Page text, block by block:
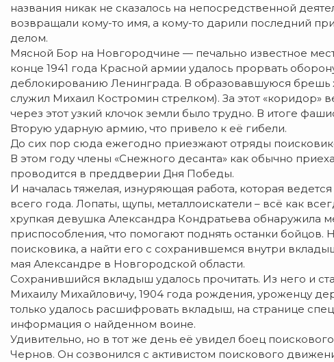
названия никак не сказалось на непосредственной
возвращали кому-то имя, а кому-то дарили последний
делом.
Мясной Бор на Новгородчине — печально известное
конце 1941 года Красной армии удалось прорвать
деблокированию Ленинграда. В образовавшуюся брешь
служил Михаил Костромин стрелком). За этот
через этот узкий клочок земли было трудно. В итоге
Вторую ударную армию, что привело к её гибели.
До сих пор сюда ежегодно приезжают отряды
В этом году члены «Снежного десанта» как обычно
проводится в преддверии Дня Победы.
И началась тяжелая, изнуряющая работа, которая
всего года. Лопаты, щупы, металлоискатели – всё как
хрупкая девушка Александра Кондратьева обнаружила
приспособления, что помогают поднять останки
поисковика, а найти его с сохранившемся внутри
мая Александре в Новгородской области.
Сохранившийся вкладыш удалось прочитать. Из него и
Михаилу Михайловичу, 1904 года рождения, уроженцу
только удалось расшифровать вкладыш, на странице
информация о найденном воине.
Удивительно, но в тот же день её увидел боец
Чернов. Он созвонился с активистом поискового